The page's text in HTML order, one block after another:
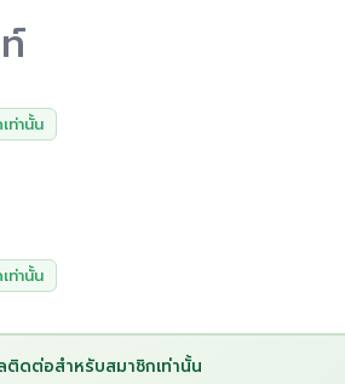
ท่านั้น
ท่านั้น
ติดต่อสำหรับสมาชิกเท่านั้น